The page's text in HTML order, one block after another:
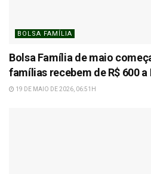
BOLSA FAMÍLIA
Bolsa Família de maio
famílias recebem de R$ 600 a
19 DE MAIO DE 2026, 06:51H